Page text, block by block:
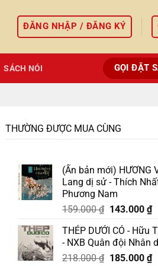
ĐĂNG NHẬP / ĐĂNG KÝ
SÁCH NÓI GỌI ĐẶT
THƯỜNG ĐƯỢC MUA CÙNG
(Ấn bản mới) HƯƠNG
Lang dị sử - Thích
Phương Nam
159.000₫ Giá
là:
159.000 ₫.
143.000 ₫
THÉP DƯỚI CỎ - Hữu
- NXB Quân đội Nhân
218.000₫ Giá
185.000 ₫